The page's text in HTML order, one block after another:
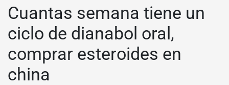
Cuantas semana tiene un
ciclo de dianabol oral,
comprar esteroides en
china